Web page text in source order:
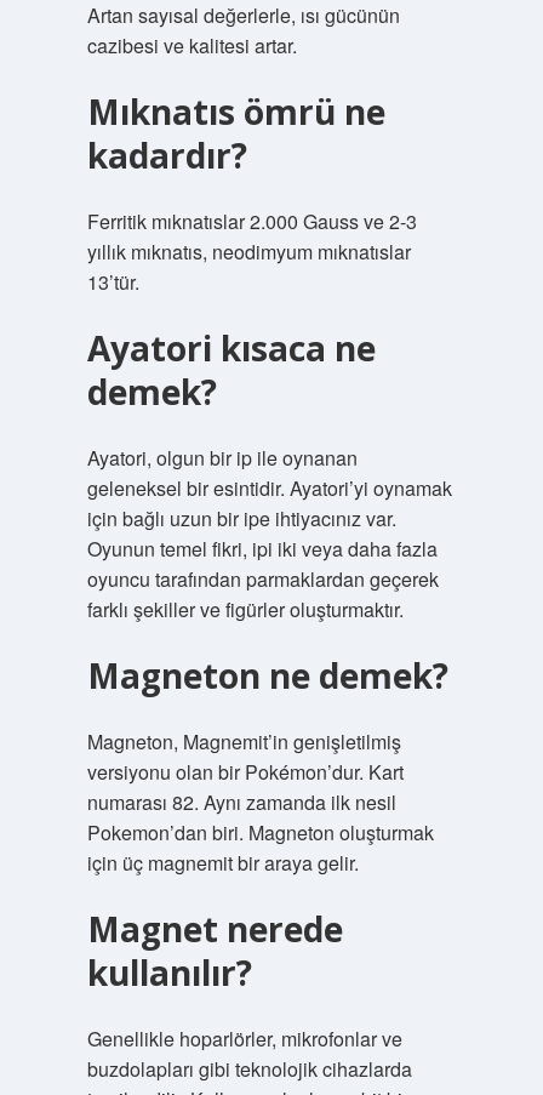
Artan sayısal değerlerle, ısı gücünün
cazibesi ve kalitesi artar.
Mıknatıs ömrü ne
kadardır?
Ferritik mıknatıslar 2.000 Gauss ve 2-3
yıllık mıknatıs, neodimyum mıknatıslar
13’tür.
Ayatori kısaca ne
demek?
Ayatori, olgun bir ip ile oynanan
geleneksel bir esintidir. Ayatori’yi oynamak
için bağlı uzun bir ipe ihtiyacınız var.
Oyunun temel fikri, ipi iki veya daha fazla
oyuncu tarafından parmaklardan geçerek
farklı şekiller ve figürler oluşturmaktır.
Magneton ne demek?
Magneton, Magnemit’in genişletilmiş
versiyonu olan bir Pokémon’dur. Kart
numarası 82. Aynı zamanda ilk nesil
Pokemon’dan biri. Magneton oluşturmak
için üç magnemit bir araya gelir.
Magnet nerede
kullanılır?
Genellikle hoparlörler, mikrofonlar ve
buzdolapları gibi teknolojik cihazlarda